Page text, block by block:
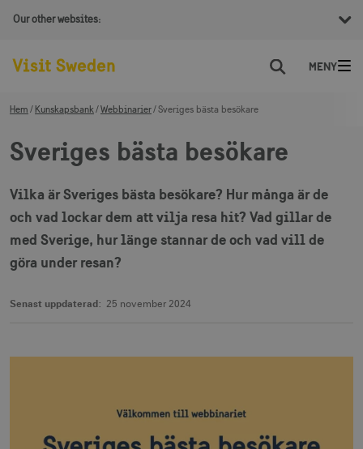
Our other websites:
Sök
Hem Kunskapsbank Webbinarier Sveriges bästa besökare
Sveriges bästa besökare
Vilka är Sveriges bästa besökare? Hur många är de
och vad lockar dem att vilja resa hit? Vad gillar de
med Sverige, hur länge stannar de och vad vill de
göra under resan?
Senast uppdaterad: 25 november 2024